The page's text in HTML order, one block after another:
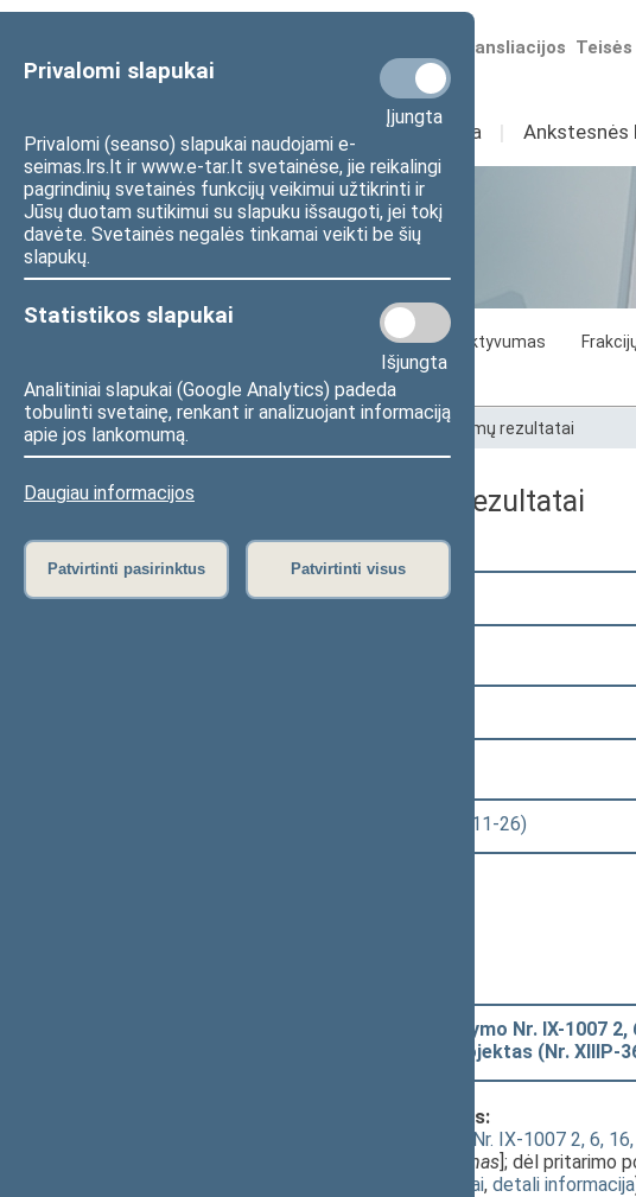
Privalomi slapukai
Įjungta
Privalomi (seanso) slapukai naudojami e-
seimas.lrs.lt ir www.e-tar.lt svetainėse, jie reikalingi
pagrindinių svetainės funkcijų veikimui užtikrinti ir
Jūsų duotam sutikimui su slapuku išsaugoti, jei tokį
davėte. Svetainės negalės tinkamai veikti be šių
slapukų.
Statistikos slapukai
Išjungta
Analitiniai slapukai (Google Analytics) padeda
tobulinti svetainę, renkant ir analizuojant informaciją
apie jos lankomumą.
Daugiau informacijos
Patvirtinti pasirinktus Patvirtinti visus
Numatomos transliacijos
Sudėtis Veikla I Ankstesnės
Statistika
Seimo narių aktyvumas
Seimo narių balsavimų rezultatai
Pradžia Seimo narių balsavimų rezultatai
Seimo narių balsavimų rezultatai
Pasirinkite kadenciją:
2016–2020 metų kadencija
Seimo rytinis posėdis Nr. 354 (2019-11-26)
Gyventojų pajamų mokesčio įstatymo Nr. IX-1007
straipsnių pakeitimo įstatymo projektas (Nr. XIIIP-
Klausimas, dėl kurio vyko balsavimas:
Gyventojų pajamų mokesčio įstatymo Nr. IX-1007 2, 6,
svarstymas]; dėl pritarimo
susiję dokumentai, detali informacija